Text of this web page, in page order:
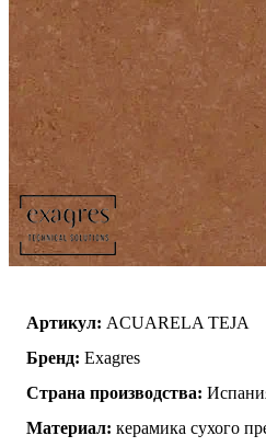
Артикул: ACUARELA TEJA
Бренд: Exagres
Страна производства:
Материал: керамика сухого